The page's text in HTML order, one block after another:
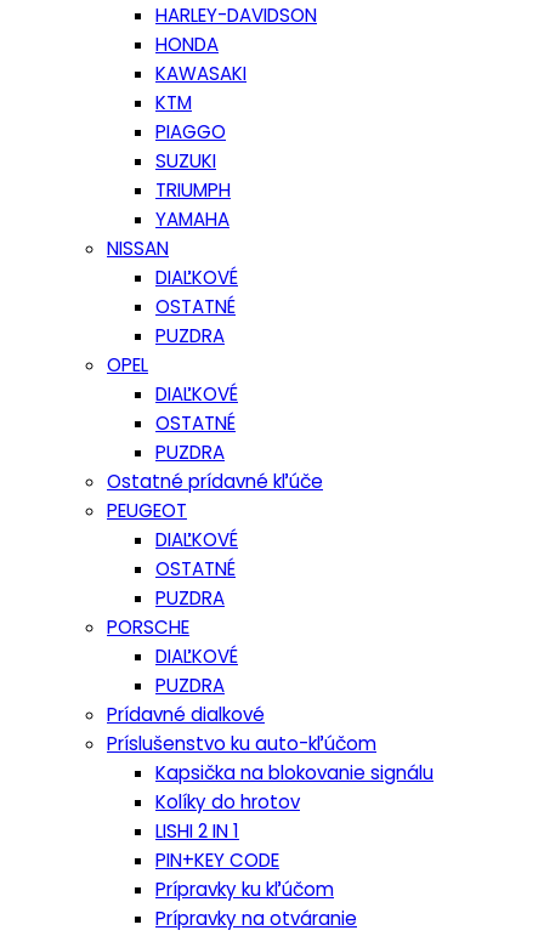
HARLEY-DAVIDSON
HONDA
KAWASAKI
KTM
PIAGGO
SUZUKI
TRIUMPH
YAMAHA
NISSAN
DIAĽKOVÉ
OSTATNÉ
PUZDRA
OPEL
DIAĽKOVÉ
OSTATNÉ
PUZDRA
Ostatné prídavné kľúče
PEUGEOT
DIAĽKOVÉ
OSTATNÉ
PUZDRA
PORSCHE
DIAĽKOVÉ
PUZDRA
Prídavné dialkové
Príslušenstvo ku auto-kľúčom
Kapsička na blokovanie signálu
Kolíky do hrotov
LISHI 2 IN 1
PIN+KEY CODE
Prípravky ku kľúčom
Prípravky na otváranie